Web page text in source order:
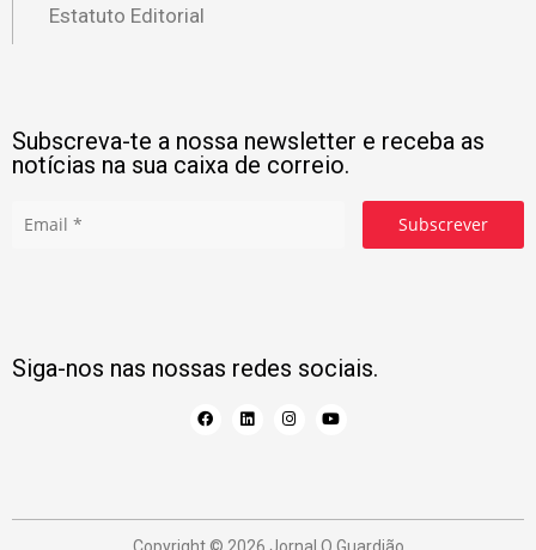
Estatuto Editorial
Subscreva-te a nossa newsletter e receba as
notícias na sua caixa de correio.
Subscrever
Siga-nos nas nossas redes sociais.